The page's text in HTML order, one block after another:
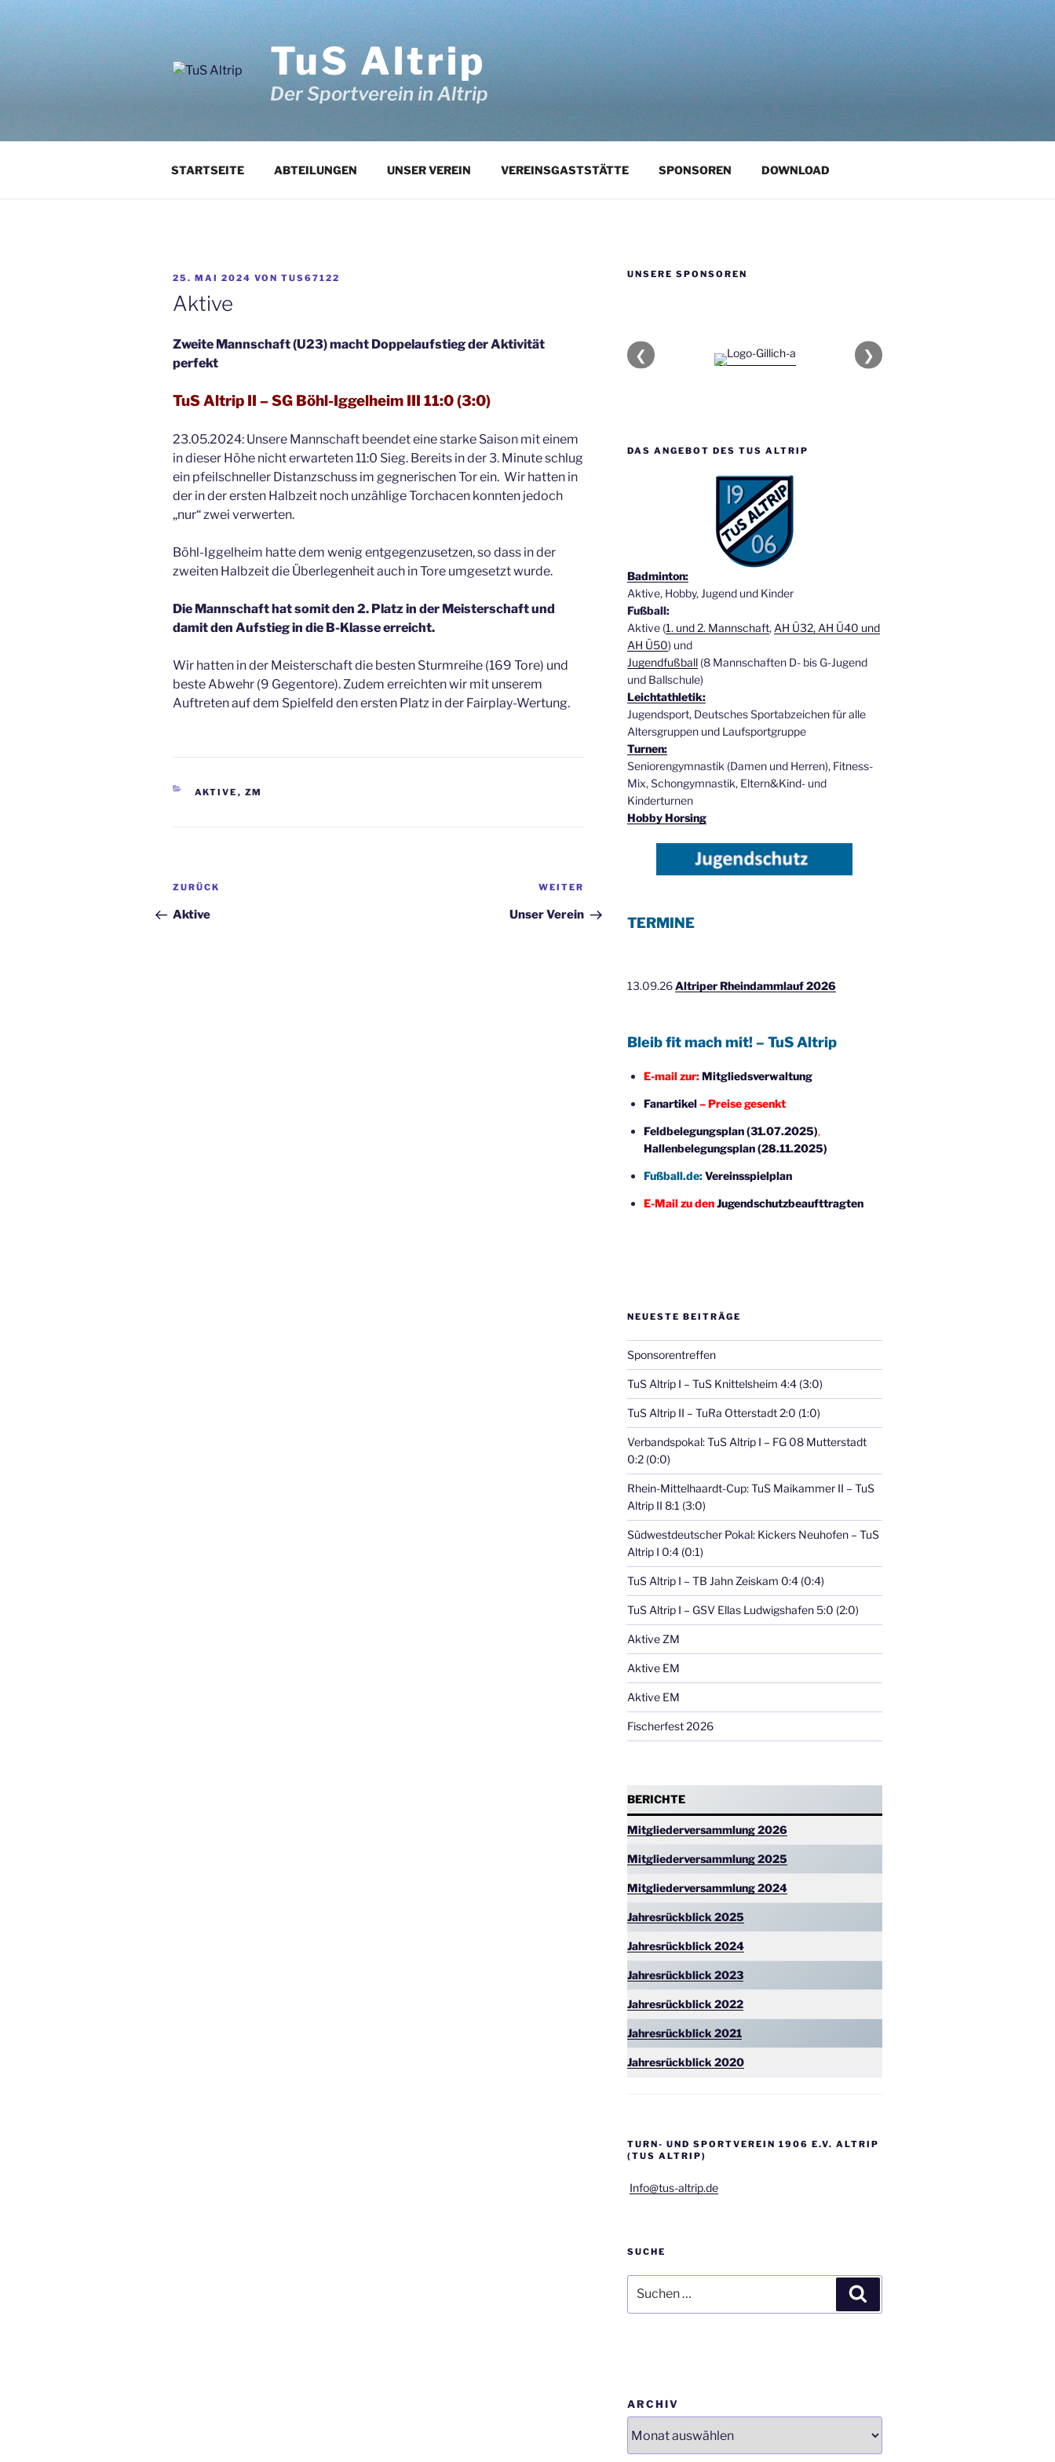
TuS Altrip
Der Sportverein in Altrip
STARTSEITE ABTEILUNGEN UNSER VEREIN VEREINSGASTSTÄTTE SPONSOREN DOWNLOAD
VERÖFFENTLICHT
AM
25. MAI 2024 VON TUS67122
Aktive
Zweite Mannschaft (U23) macht Doppelaufstieg der Aktivität
perfekt
TuS Altrip II – SG Böhl-Iggelheim III 11:0 (3:0)
23.05.2024: Unsere Mannschaft beendet eine starke Saison mit einem
in dieser Höhe nicht erwarteten 11:0 Sieg. Bereits in der 3. Minute schlug
ein pfeilschneller Distanzschuss im gegnerischen Tor ein. Wir hatten in
der in der ersten Halbzeit noch unzählige Torchacen konnten jedoch
„nur“ zwei verwerten.
Böhl-Iggelheim hatte dem wenig entgegenzusetzen, so dass in der
zweiten Halbzeit die Überlegenheit auch in Tore umgesetzt wurde.
Die Mannschaft hat somit den 2. Platz in der Meisterschaft und
damit den Aufstieg in die B-Klasse erreicht.
Wir hatten in der Meisterschaft die besten Sturmreihe (169 Tore) und
beste Abwehr (9 Gegentore). Zudem erreichten wir mit unserem
Auftreten auf dem Spielfeld den ersten Platz in der Fairplay-Wertung.
KATEGORIEN
AKTIVE , ZM
Beitragsnavigation
Vorheriger
ZURÜCK
Aktive
WEITER
Unser Verein
UNSERE SPONSOREN
❮ ❯
DAS ANGEBOT DES TUS ALTRIP
Badminton:
Aktive, Hobby, Jugend und Kinder
Fußball:
Aktive (1. und 2. Mannschaft, AH Ü32, AH Ü40 und
AH Ü50) und
Jugendfußball(8 Mannschaften D- bis G-Jugend
und Ballschule)
Leichtathletik:
Jugendsport, Deutsches Sportabzeichen für alle
Altersgruppen und Laufsportgruppe
Turnen:
Seniorengymnastik (Damen und Herren), Fitness-
Mix, Schongymnastik, Eltern&Kind- und
Kinderturnen
Hobby Horsing
TERMINE
13.09.26Altriper Rheindammlauf 2026
Bleib fit mach mit! – TuS Altrip
E-mail zur:Mitgliedsverwaltung
Fanartikel– Preise gesenkt
Feldbelegungsplan (31.07.2025),
Hallenbelegungsplan (28.11.2025)
Fußball.de:Vereinsspielplan
E-Mail zu denJugendschutzbeaufttragten
NEUESTE BEITRÄGE
Sponsorentreffen
TuS Altrip I – TuS Knittelsheim 4:4 (3:0)
TuS Altrip II – TuRa Otterstadt 2:0 (1:0)
Verbandspokal: TuS Altrip I – FG 08 Mutterstadt
0:2 (0:0)
Rhein-Mittelhaardt-Cup: TuS Maikammer II – TuS
Altrip II 8:1 (3:0)
Südwestdeutscher Pokal: Kickers Neuhofen – TuS
Altrip I 0:4 (0:1)
TuS Altrip I – TB Jahn Zeiskam 0:4 (0:4)
TuS Altrip I – GSV Ellas Ludwigshafen 5:0 (2:0)
Aktive ZM
Aktive EM
Aktive EM
Fischerfest 2026
BERICHTE
Mitgliederversammlung 2026
Mitgliederversammlung 2025
Mitgliederversammlung2024
Jahresrückblick 2025
Jahresrückblick 2024
Jahresrückblick 2023
Jahresrückblick 2022
Jahresrückblick 2021
Jahresrückblick 2020
TURN- UND SPORTVEREIN 1906 E.V. ALTRIP
(TUS ALTRIP)
Info@tus-altrip.de
SUCHE
nach:
ARCHIV